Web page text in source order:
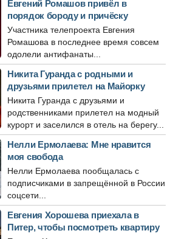
Евгений Ромашов привёл в
порядок бороду и причёску
Участника телепроекта Евгения
Ромашова в последнее время совсем
одолели антифанаты...
Никита Гуранда с родными и
друзьями прилетел на Майорку
Никита Гуранда с друзьями и
родственниками прилетел на модный
курорт и заселился в отель на берегу...
Нелли Ермолаева: Мне нравится
моя свобода
Нелли Ермолаева пообщалась с
подписчиками в запрещённой в России
соцсети...
Евгения Хорошева приехала в
Питер, чтобы посмотреть квартиру